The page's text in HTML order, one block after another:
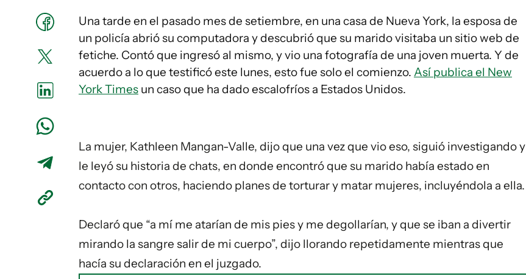
Una tarde en el pasado mes de setiembre, en una casa de Nueva York, la esposa de
un policía abrió su computadora y descubrió que su marido visitaba un sitio web de
fetiche. Contó que ingresó al mismo, y vio una fotografía de una joven muerta. Y de
acuerdo a lo que testificó este lunes, esto fue solo el comienzo. Así publica el New
York Times un caso que ha dado escalofríos a Estados Unidos.
La mujer, Kathleen Mangan-Valle, dijo que una vez que vio eso, siguió investigando y
le leyó su historia de chats, en donde encontró que su marido había estado en
contacto con otros, haciendo planes de torturar y matar mujeres, incluyéndola a ella.
Declaró que “a mí me atarían de mis pies y me degollarían, y que se iban a divertir
mirando la sangre salir de mi cuerpo”, dijo llorando repetidamente mientras que
hacía su declaración en el juzgado.